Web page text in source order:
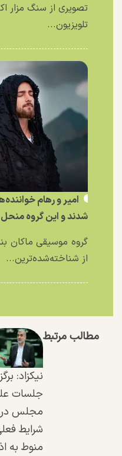
تصویری از سنگ مزار
تلویزیون...
امیر و رهام
شدند و این گروه
گروه موسیقی ماکان
از شناخته‌شده‌ترین...
مطالب مرتبط
نیکزاد:
جلسات
مجلس در
شرایط
منوط به